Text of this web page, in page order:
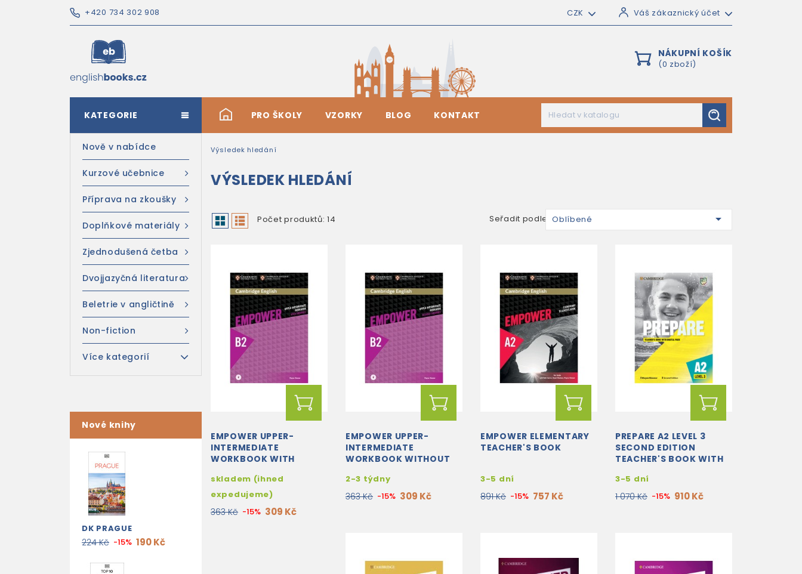
+420 734 302 908 CZK Váš zákaznický účet
NÁKUPNÍ KOŠÍK
(0 zboží)
# PRO ŠKOLY VZORKY BLOG KONTAKT
KATEGORIE
Nově v nabídce
Kurzové učebnice
Příprava na zkoušky
Doplňkové materiály
Zjednodušená četba
Dvojjazyčná literatura
Beletrie v angličtině
Non-fiction
Více kategorií
Nové knihy
DK PRAGUE
224 Kč -15% 190 Kč
Výsledek hledání
VÝSLEDEK HLEDÁNÍ
Počet produktů: 14 Seřadit podle: Oblíbené 
EMPOWER UPPER-
INTERMEDIATE
WORKBOOK WITH
DOWNLOAD
skladem (ihned
expedujeme)
363 Kč -15% 309 Kč
EMPOWER UPPER-
INTERMEDIATE
WORKBOOK WITHOUT
DOWNLOAD
2-3 týdny
363 Kč -15% 309 Kč
EMPOWER ELEMENTARY
TEACHER'S BOOK
3-5 dní
891 Kč -15% 757 Kč
PREPARE A2 LEVEL 3
SECOND EDITION
TEACHER'S BOOK WITH
3-5 dní
1 070 Kč -15% 910 Kč